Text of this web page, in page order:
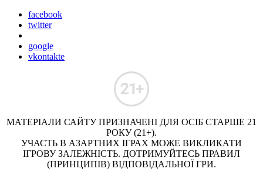
facebook
twitter
google
vkontakte
МАТЕРІАЛИ САЙТУ ПРИЗНАЧЕНІ ДЛЯ ОСІБ СТАРШЕ 21
РОКУ (21+).
УЧАСТЬ В АЗАРТНИХ ІГРАХ МОЖЕ ВИКЛИКАТИ
ІГРОВУ ЗАЛЕЖНІСТЬ. ДОТРИМУЙТЕСЬ ПРАВИЛ
(ПРИНЦИПІВ) ВІДПОВІДАЛЬНОЇ ГРИ.